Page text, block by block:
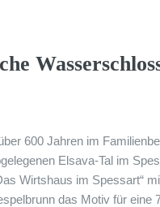
600 Jahren im
Elsava-Tal im
Wirtshaus im Spessart“
das Motiv für eine